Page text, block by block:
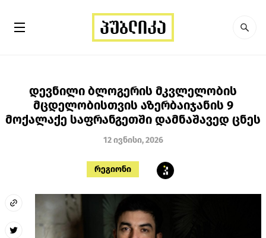
დევნილი ბლოგერის მკვლელობის
მცდელობისთვის აზერბაიჯანის 9
მოქალაქე საფრანგეთში დამნაშავედ ცნეს
12 ივნისი, 2026
რეგიონი